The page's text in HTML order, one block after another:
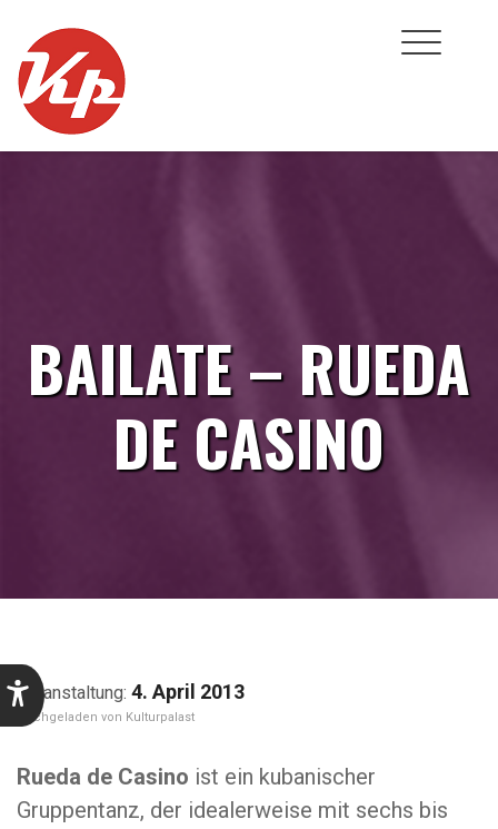
content
BAILATE – RUEDA
DE CASINO
4. April 2013
Kulturpalast
Rueda de Casino ist ein kubanischer
Gruppentanz, der idealerweise mit sechs bis